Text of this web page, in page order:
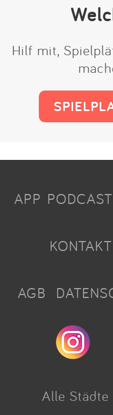
Hilf mit,
APP PODCAST
KONTAKT
AGB
Alle